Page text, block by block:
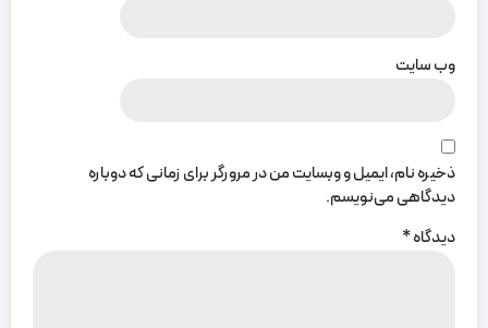
وب‌ سایت
ذخیره نام، ایمیل و وبسایت من در مرورگر برای زمانی که دوباره
دیدگاهی می‌نویسم.
دیدگاه*